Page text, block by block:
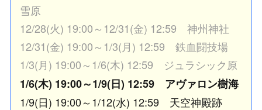
雪原
12/28(火) 19:00～12/31(金) 12:59 神州神社
12/31(金) 19:00～1/3(月) 12:59 鉄血闘技場
1/3(月) 19:00～1/6(木) 12:59 ジュラシック原
1/6(木) 19:00～1/9(日) 12:59 アヴァロン樹海
1/9(日) 19:00～1/12(水) 12:59 天空神殿跡